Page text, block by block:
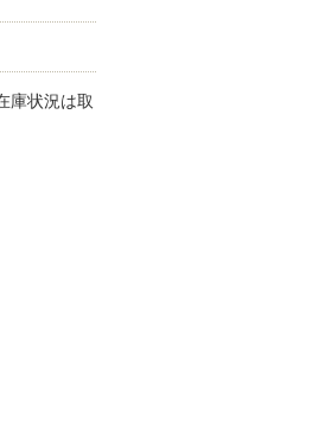
庫状況は取